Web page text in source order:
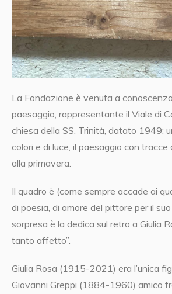
La Fondazione è venuta a
paesaggio, rappresentante il Viale di
chiesa della SS. Trinità, datato 1949:
colori e di luce, il paesaggio con tracce
alla primavera.
Il quadro è (come sempre accade ai
di poesia, di amore del pittore per il
sorpresa è la dedica sul retro a Giulia
tanto affetto”.
Giulia Rosa (1915-2021) era l’unica
Giovanni Greppi (1884-1960) amico